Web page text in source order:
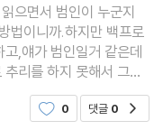
주저흔과 방어흔 l 사망
것
으면서 범인이 누군지
법이니까.하지만 백프로
,얘가 범인일거 같은데
리를 하지 못해서 그런
추리소설에 나오는 피해
을 알려준
0 댓글 0